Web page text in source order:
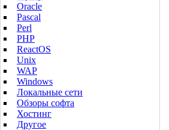
Oracle
Pascal
Perl
PHP
ReactOS
Unix
WAP
Windows
Локальные сети
Обзоры софта
Хостинг
Другое